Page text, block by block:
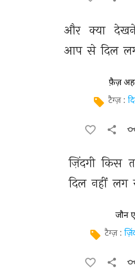
और क्या
आप से दिल
फ़ैज़
टैग्ज़ :
ज़िंदगी किस
दिल नहीं लग
जौन
टैग्ज़ :